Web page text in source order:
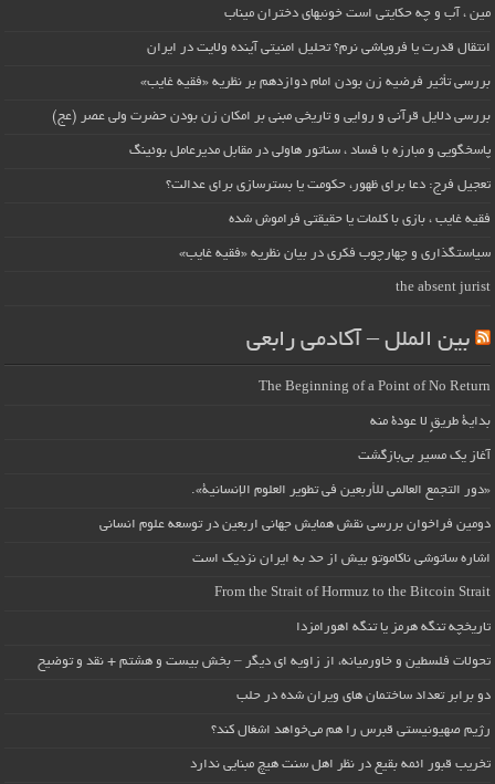
مین ، آب و چه حکایتی است خونبهای دختران میناب
انتقال قدرت یا فروپاشی نرم؟ تحلیل امنیتی آینده ولایت در ایران
بررسی تأثیر فرضیه زن بودن امام دوازدهم بر نظریه «فقیه غایب»
بررسی دلایل قرآنی و روایی و تاریخی مبنی بر امکان زن بودن حضرت ولی عصر (عج)
پاسخگویی و مبارزه با فساد ، سناتور هاولی در مقابل مدیرعامل بوئینگ
تعجیل فرج: دعا برای ظهور، حکومت یا بسترسازی برای عدالت؟
فقیه غایب ، بازی با کلمات یا حقیقتی فراموش شده
سیاستگذاری و چهارچوب فکری در بیان نظریه «فقیه غایب»
the absent jurist
بین الملل – آکادمی رابعی
The Beginning of a Point of No Return
بداية طريقٍ لا عودة منه
آغاز یک مسیر بی‌بازگشت
«دور التجمع العالمي للأربعين في تطوير العلوم الإنسانية».
دومین فراخوان بررسی نقش همایش جهانی اربعین در توسعه علوم انسانی
اشاره ساتوشی ناکاموتو بیش از حد به ایران نزدیک است
From the Strait of Hormuz to the Bitcoin Strait
تاریخچه تنگه هرمز یا تنگه اهورامزدا
تحولات فلسطین و خاورمیانه، از زاویه ای دیگر – بخش بیست و هشتم + نقد و توضیح
دو برابر تعداد ساختمان های ویران شده در حلب
رژیم صهیونیستی قبرس را هم می‌خواهد اشغال کند؟
تخریب قبور ائمه بقیع در نظر اهل سنت هیچ مبنایی ندارد